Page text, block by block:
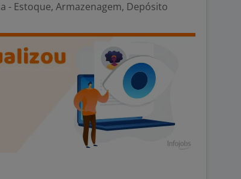
- Estoque, Armazenagem, Depósito